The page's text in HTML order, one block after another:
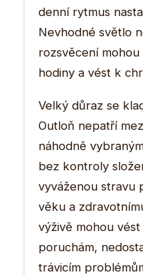
denní rytmus
Nevhodné světlo
rozsvěcení
hodiny a vést k
Velký důraz se
Outloň nepatří
náhodně
bez kontroly
vyváženou stravu
věku a
výživě mohou
poruchám,
trávicím